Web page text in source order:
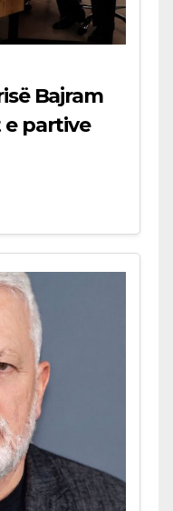
Bajram
partive